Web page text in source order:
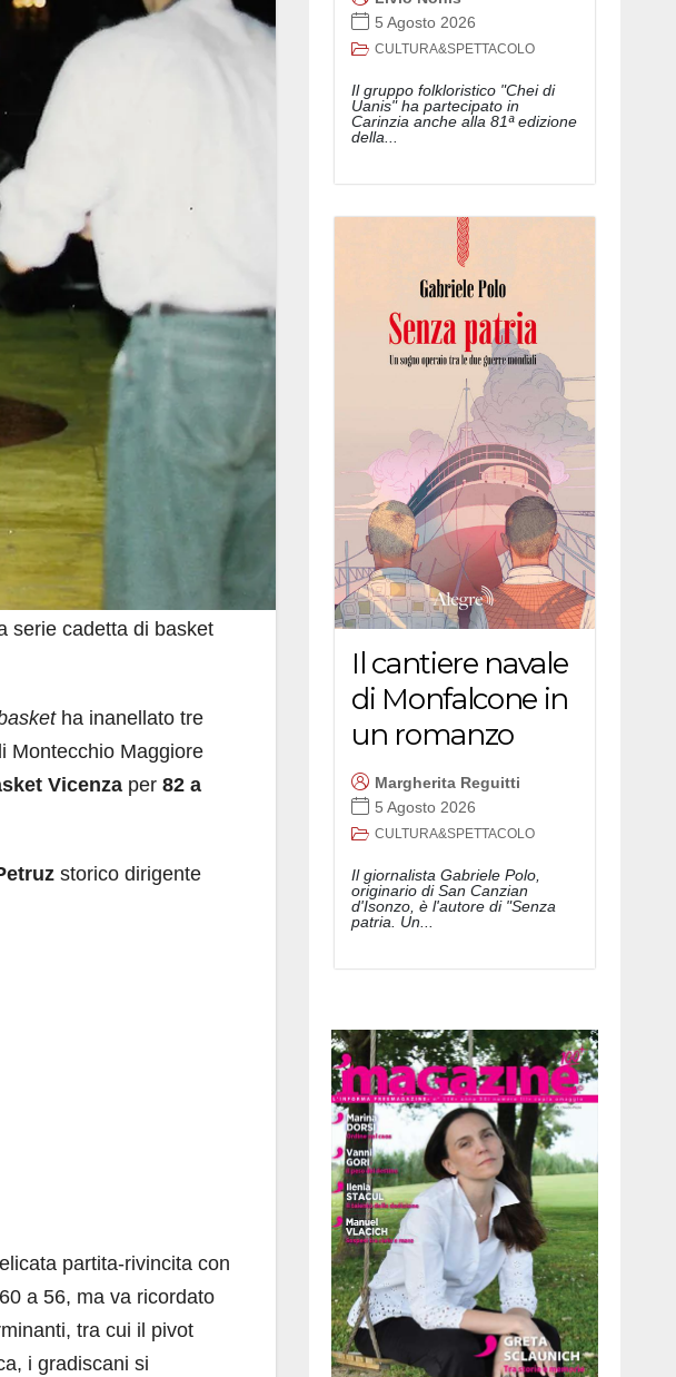
serie cadetta di basket
ha inanellato tre
Montecchio Maggiore
Vicenza per 82 a
storico dirigente
partita-rivincita con
a 56, ma va ricordato
tra cui il pivot
i gradiscani si
5 Agosto 2026
CULTURA&SPETTACOLO
Il gruppo folkloristico "Chei di
Uanis" ha partecipato in
Carinzia anche alla 81ª edizione
della...
Il cantiere navale
di Monfalcone in
un romanzo
Margherita Reguitti
5 Agosto 2026
CULTURA&SPETTACOLO
Il giornalista Gabriele Polo,
originario di San Canzian
d'Isonzo, è l'autore di "Senza
patria. Un...